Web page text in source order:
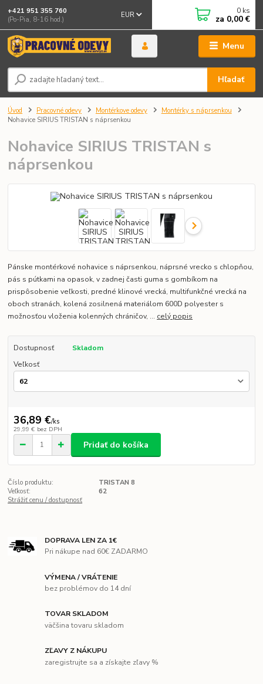
Menu
EUR
Hľadať
+421 951 355 760
(Po-Pia, 8-16 hod.)
0 ks
za 0,00 €
Úvod Pracovné odevy Montérkove odevy
Montérky s náprsenkou
Nohavice SIRIUS TRISTAN s náprsenkou
Nohavice SIRIUS TRISTAN s
náprsenkou
Pánske montérkové nohavice s náprsenkou, náprsné vrecko s chlopňou,
pás s pútkami na opasok, v zadnej časti guma s gombíkom na
prispôsobenie veľkosti, predné klinové vrecká, multifunkčné vrecká na
oboch stranách, kolená zosilnená materiálom 600D polyester s
možnosťou vloženia kolenných chráničov, ... celý popis
Dostupnosť
Skladom
Veľkosť
36,89 €/ks
29,99 € bez DPH
Pridať do košíka
Číslo produktu:
TRISTAN 8
Veľkosť:
62
Strážiť cenu / dostupnosť
DOPRAVA LEN ZA 1€
Pri nákupe nad 60€ ZADARMO
VÝMENA / VRÁTENIE
bez problémov do 14 dní
TOVAR SKLADOM
väčšina tovaru skladom
ZĽAVY Z NÁKUPU
zaregistrujte sa a získajte zľavy %